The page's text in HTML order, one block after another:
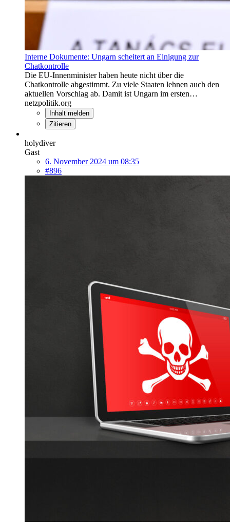
Interne Dokumente: Ungarn scheitert an Einigung zur
Chatkontrolle
Die EU-Innenminister haben heute nicht über die
Chatkontrolle abgestimmt. Zu viele Staaten lehnen auch den
aktuellen Vorschlag ab. Damit ist Ungarn im ersten…
netzpolitik.org
Inhalt melden
Zitieren
holydiver
Gast
6. November 2024 um 08:35
#896